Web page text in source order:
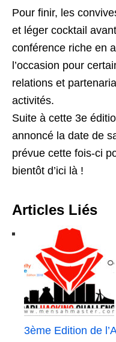
Pour finir, les
et léger cocktail
conférence riche en
l’occasion pour
relations et
activités.
Suite à cette 3e
annoncé la date de
prévue cette fois-ci
bientôt d’ici là !
Articles Liés
3ème Edition de